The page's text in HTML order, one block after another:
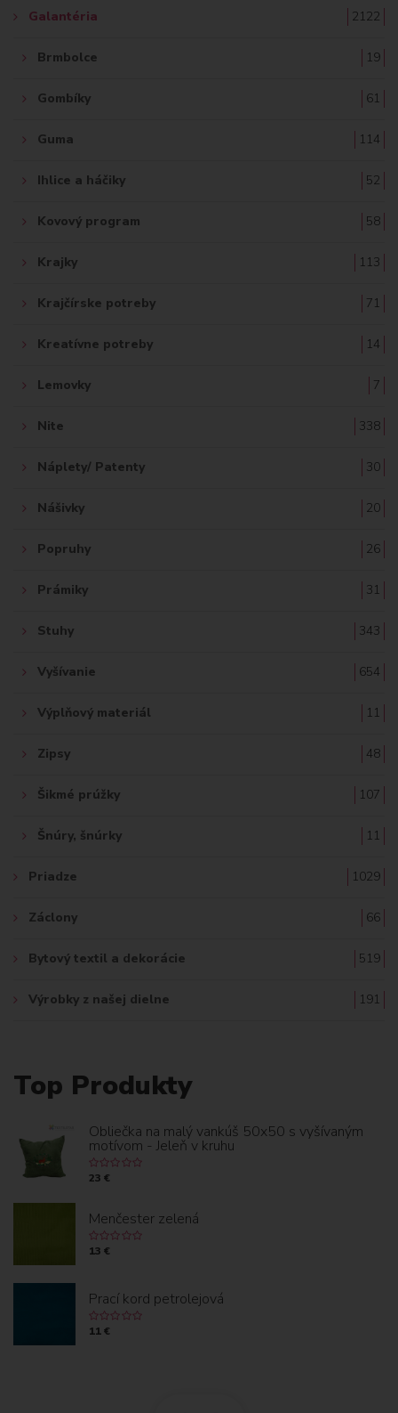
Galantéria 2122
Brmbolce 19
Gombíky 61
Guma 114
Ihlice a háčiky 52
Kovový program 58
Krajky 113
Krajčírske potreby 71
Kreatívne potreby 14
Lemovky 7
Nite 338
Náplety/ Patenty 30
Nášivky 20
Popruhy 26
Prámiky 31
Stuhy 343
Vyšívanie 654
Výplňový materiál 11
Zipsy 48
Šikmé prúžky 107
Šnúry, šnúrky 11
Priadze 1029
Záclony 66
Bytový textil a dekorácie 519
Výrobky z našej dielne 191
Top Produkty
Obliečka na malý vankúš 50x50 s vyšívaným
motívom - Jeleň v kruhu
23 €
Menčester zelená
13 €
Prací kord petrolejová
11 €